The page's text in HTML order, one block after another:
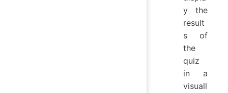
y the
result
s of
the
quiz
in a
visuall